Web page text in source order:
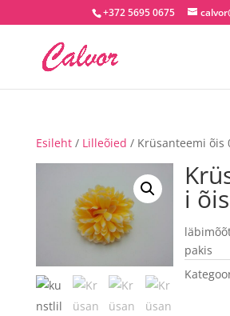
+372 5695 0675
Esileht/ Lilleõied / Krüsanteemi õis
i
pakis